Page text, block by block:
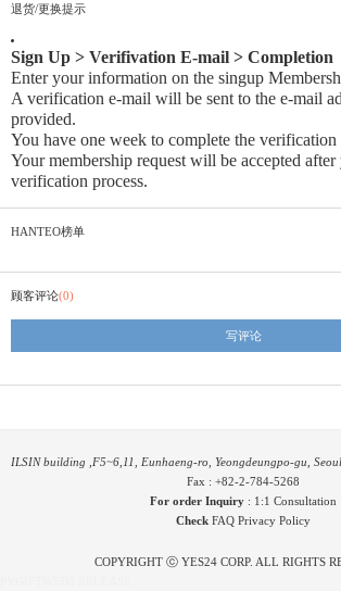
退货/更换提示
Sign Up > Verifivation E-mail > Completion
Enter your information on the singup
A verification e-mail will be sent to the e-mail
provided.
You have one week to complete the verification
Your membership request will be accepted
verification process.
HANTEO榜单
顾客评论(0)
写评论
ILSIN building ,F5~6,11, Eunhaeng-ro, Yeongdeungpo-gu,
Fax : +82-2-784-5268
For order Inquiry : 1:1 Consultation
Check FAQ Privacy Policy
COPYRIGHT ⓒ YES24 CORP. ALL RIGHTS